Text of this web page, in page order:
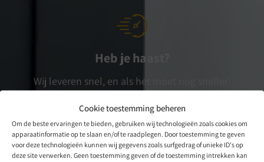
Cookie toestemming beheren
Om de beste ervaringen te bieden, gebruiken wij technologieën zoals cookies om
apparaatinformatie op te slaan en/of te raadplegen. Door toestemming te geven
voor deze technologieën kunnen wij gegevens zoals surfgedrag of unieke ID's op
deze site verwerken. Geen toestemming geven of de toestemming intrekken kan
Heb je haast?
Wij leveren snel, en als het moet nog sneller!